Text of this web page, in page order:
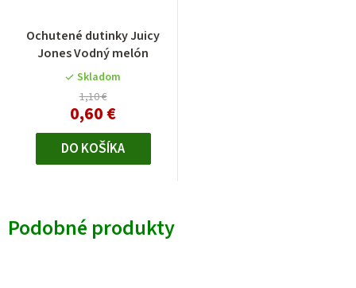
Ochutené dutinky Juicy
Jones Vodný melón
Skladom
1,10 €
0,60 €
DO KOŠÍKA
Podobné produkty